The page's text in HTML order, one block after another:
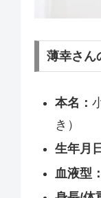
薄幸さん
本名：
き）
生年月
血液型：